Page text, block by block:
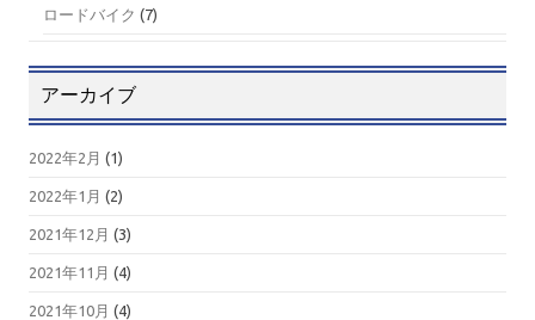
ロードバイク (7)
アーカイブ
2022年2月 (1)
2022年1月 (2)
2021年12月 (3)
2021年11月 (4)
2021年10月 (4)